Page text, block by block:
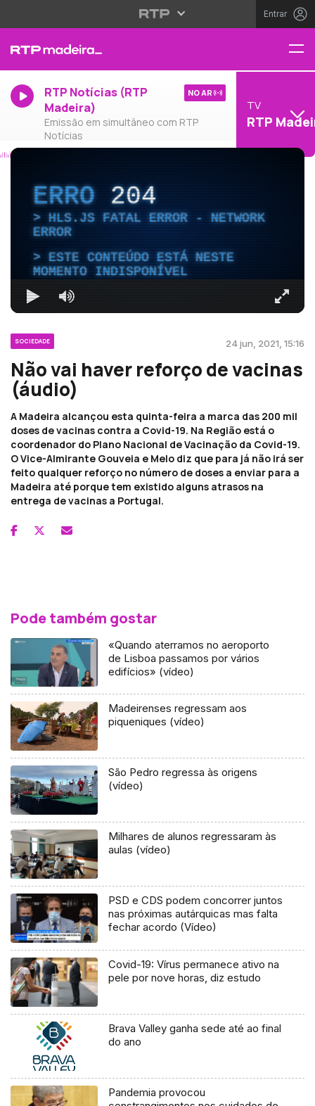
Entrar
RTP Notícias (RTP
Madeira)
Emissão em simultâneo com RTP
Notícias
NO AR
TV
RTP
ERRO204
HLS.JS FATAL ERROR - NETWORK
ERROR
ESTE CONTEÚDO ESTÁ NESTE
MOMENTO INDISPONÍVEL
SOCIEDADE 24 jun, 2021, 15:16
Não vai haver reforço de vacinas
(áudio)
A Madeira alcançou esta quinta-feira a marca das 200 mil
doses de vacinas contra a Covid-19. Na Região está o
coordenador do Plano Nacional de Vacinação da Covid-19.
O Vice-Almirante Gouveia e Melo diz que para já não irá ser
feito qualquer reforço no número de doses a enviar para a
Madeira até porque tem existido alguns atrasos na
entrega de vacinas a Portugal.
Pode também gostar
«Quando aterramos no aeroporto
de Lisboa passamos por vários
edifícios» (vídeo)
Madeirenses regressam aos
piqueniques (vídeo)
São Pedro regressa às origens
(vídeo)
Milhares de alunos regressaram às
aulas (vídeo)
PSD e CDS podem concorrer juntos
nas próximas autárquicas mas falta
fechar acordo (Vídeo)
Covid-19: Vírus permanece ativo na
pele por nove horas, diz estudo
Brava Valley ganha sede até ao final
do ano
Pandemia provocou